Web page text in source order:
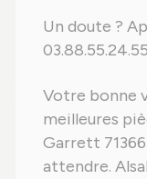
Un doute ?
03.88.55.24.55
Votre bonne
meilleures
Garrett
attendre.